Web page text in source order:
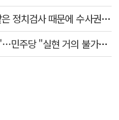
홍준표 "윤석열·한동훈 같은 정치검사 때문에 수사권마저 탈취 당해"
황희가 띄운 '버스 하우스'…민주당 "실현 거의 불가능, 해프닝으로 봐달라"